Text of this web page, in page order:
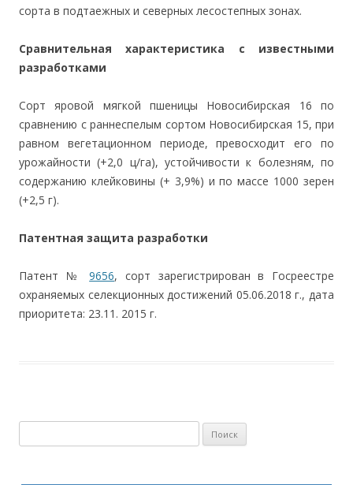
сорта в подтаежных и северных лесостепных зонах.
Сравнительная характеристика с известными
разработками
Сорт яровой мягкой пшеницы Новосибирская 16 по
сравнению с раннеспелым сортом Новосибирская 15, при
равном вегетационном периоде, превосходит его по
урожайности (+2,0 ц/га), устойчивости к болезням, по
содержанию клейковины (+ 3,9%) и по массе 1000 зерен
(+2,5 г).
Патентная защита разработки
Патент №9656, сорт зарегистрирован в Госреестре
охраняемых селекционных достижений 05.06.2018 г., дата
приоритета: 23.11. 2015 г.